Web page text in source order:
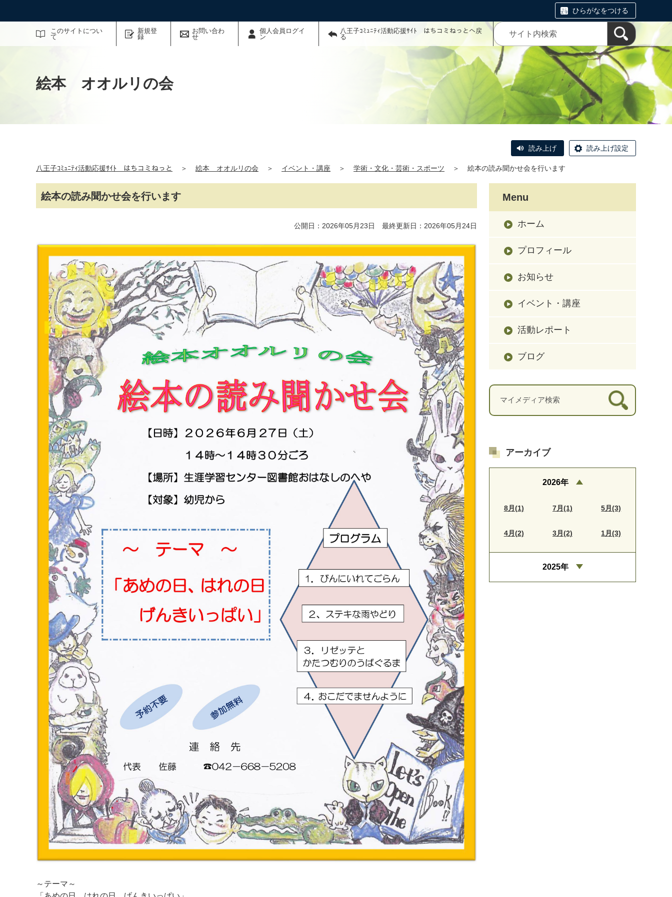
ひらがなをつける
このサイトについ
て
新規登
録
お問い合わ
せ
個人会員ログイ
ン
八王子ｺﾐｭﾆﾃｨ活動応援ｻｲﾄ はちコミねっとへ戻
る
サイト内検索
絵本 オオルリの会
読み上げ 読み上げ設定
八王子ｺﾐｭﾆﾃｨ活動応援ｻｲﾄ はちコミねっと ＞ 絵本 オオルリの会 ＞ イベント・講座 ＞ 学術・文化・芸術・スポーツ ＞ 絵本の読み聞かせ会を行います
絵本の読み聞かせ会を行います
公開日：2026年05月23日 最終更新日：2026年05月24日
～テーマ～
Menu
ホーム
プロフィール
お知らせ
イベント・講座
活動レポート
ブログ
マイメディア検索
アーカイブ
2026年
8月(1) 7月(1) 5月(3)
4月(2) 3月(2) 1月(3)
2025年